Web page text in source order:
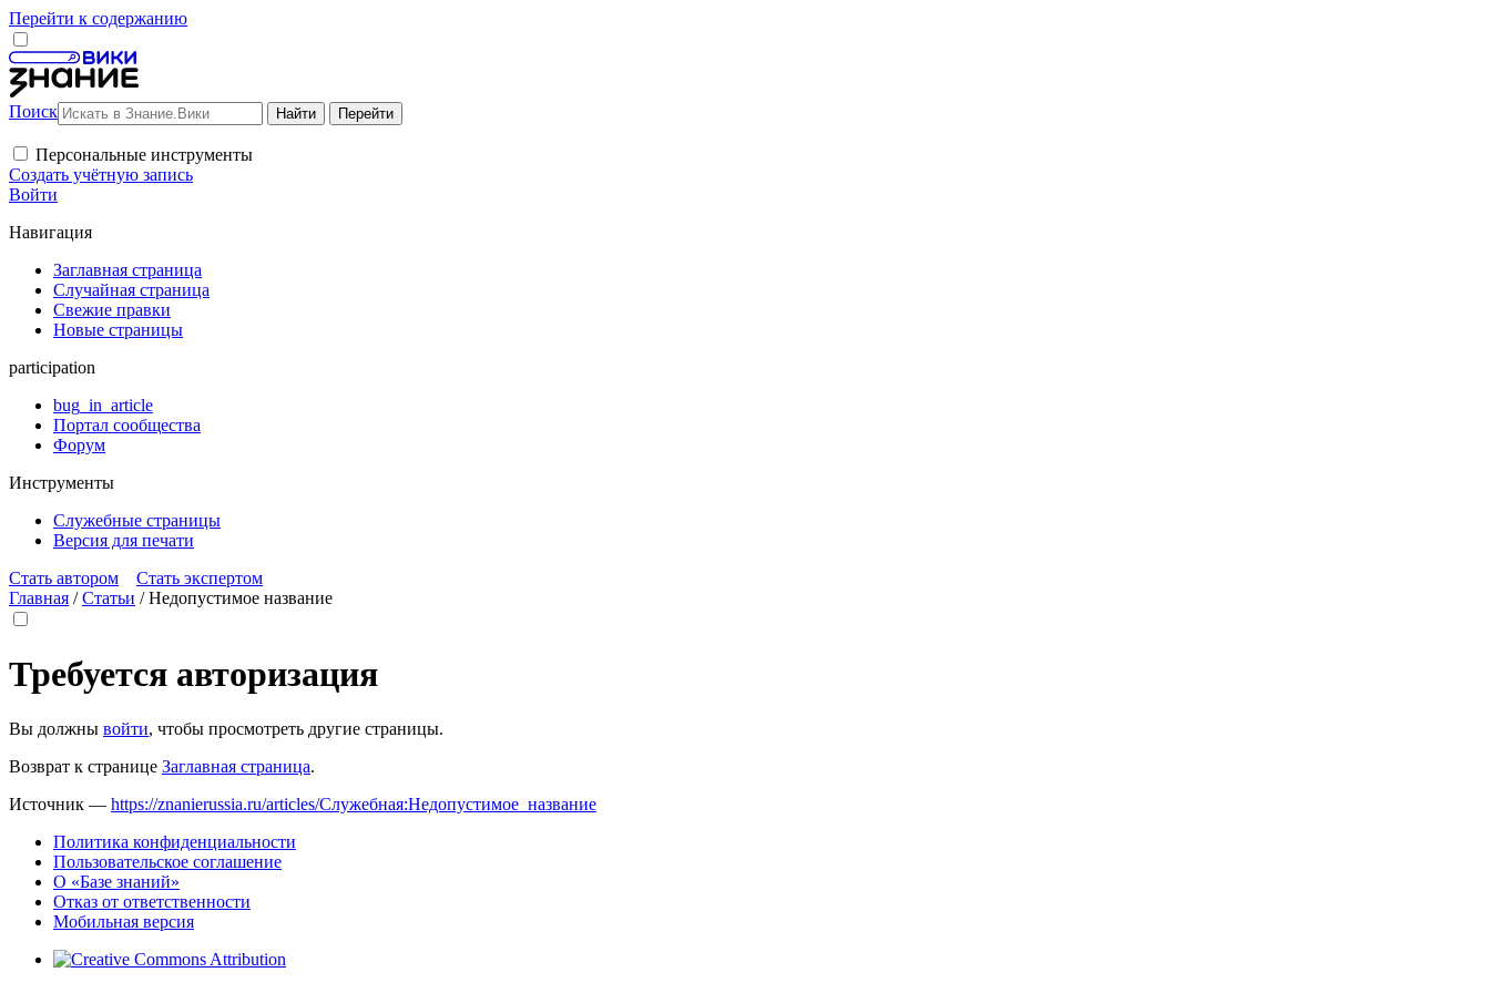
Перейти к содержанию
Поиск
Персональные инструменты
Создать учётную запись
Войти
Навигация
Заглавная страница
Случайная страница
Свежие правки
Новые страницы
participation
bug_in_article
Портал сообщества
Форум
Инструменты
Служебные страницы
Версия для печати
Стать автором
Стать экспертом
Главная /Статьи /Недопустимое название
Требуется авторизация
Вы должны войти, чтобы просмотреть другие страницы.
Возврат к странице Заглавная страница.
Источник — https://znanierussia.ru/articles/Служебная:Недопустимое_название
Политика конфиденциальности
Пользовательское соглашение
О «Базе знаний»
Отказ от ответственности
Мобильная версия